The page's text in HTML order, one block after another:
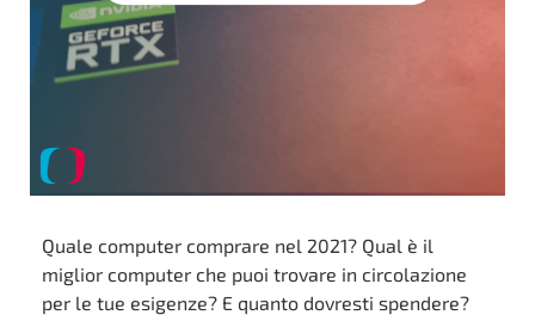
Quale computer comprare nel 2021? Qual è il
miglior computer che puoi trovare in circolazione
per le tue esigenze? E quanto dovresti spendere?